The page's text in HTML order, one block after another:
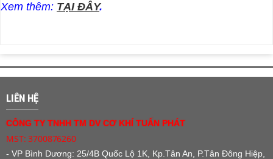
Xem thêm: TẠI ĐÂY.
LIÊN HỆ
CÔNG TY TNHH TM DV CƠ KHÍ TUẤN PHÁT
MST: 3700876260
- VP Bình Dương: 25/4B Quốc Lộ 1K, Kp.Tân An, P.Tân Đông Hiệp,